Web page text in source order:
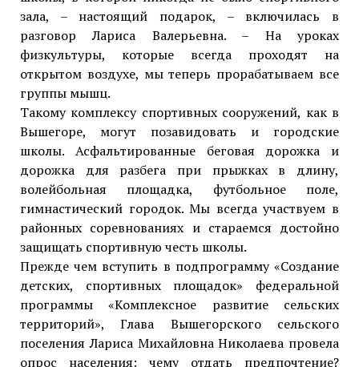
зала, – настоящий подарок, – включилась в
разговор Лариса Валерьевна. – На уроках
физкультуры, которые всегда проходят на
открытом воздухе, мы теперь прорабатываем все
группы мышц.
Такому комплексу спортивных сооружений, как в
Вышегоре, могут позавидовать и городские
школы. Асфальтированные беговая дорожка и
дорожка для разбега при прыжках в длину,
волейбольная площадка, футбольное поле,
гимнастический городок. Мы всегда участвуем в
районных соревнованиях и стараемся достойно
защищать спортивную честь школы.
Прежде чем вступить в подпрограмму «Создание
детских, спортивных площадок» федеральной
программы «Комплексное развитие сельских
территорий», Глава Вышегорского сельского
поселения Лариса Михайловна Николаева провела
опрос населения: чему отдать предпочтение?